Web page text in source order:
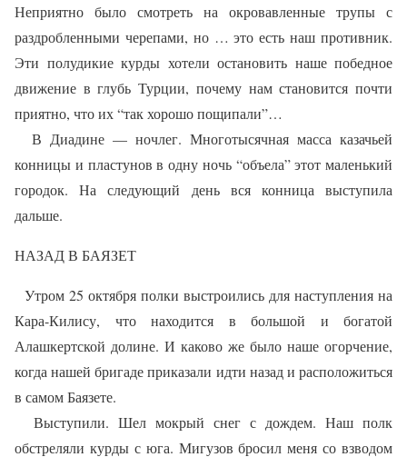
Неприятно было смотреть на окровавленные трупы с
раздробленными черепами, но … это есть наш противник.
Эти полудикие курды хотели остановить наше победное
движение в глубь Турции, почему нам становится почти
приятно, что их “так хорошо пощипали”…
В Диадине — ночлег. Многотысячная масса казачьей
конницы и пластунов в одну ночь “объела” этот маленький
городок. На следующий день вся конница выступила
дальше.
НАЗАД В БАЯЗЕТ
Утром 25 октября полки выстроились для наступления на
Кара-Килису, что находится в большой и богатой
Алашкертской долине. И каково же было наше огорчение,
когда нашей бригаде приказали идти назад и расположиться
в самом Баязете.
Выступили. Шел мокрый снег с дождем. Наш полк
обстреляли курды с юга. Мигузов бросил меня со взводом